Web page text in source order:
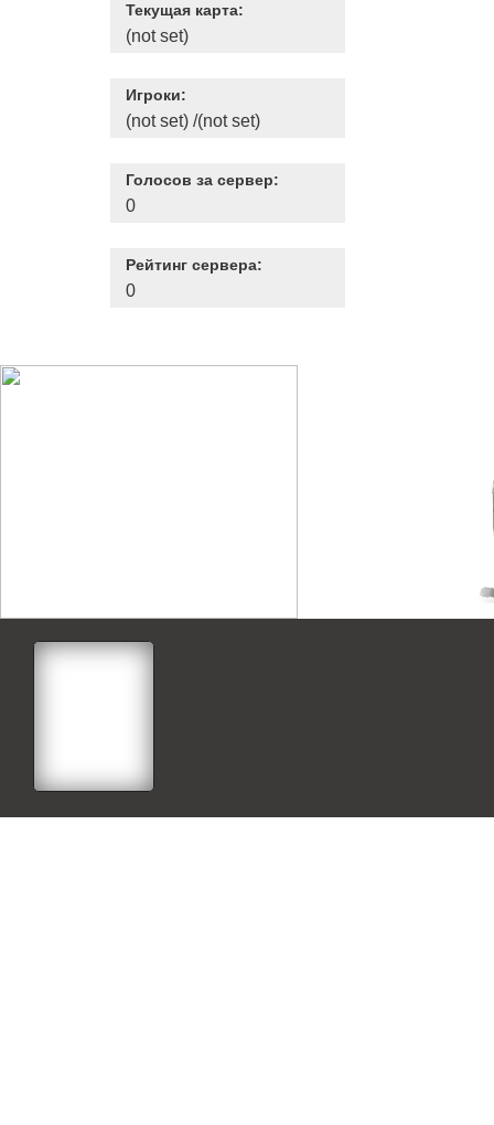
Текущая карта:
(not set)
Игроки:
(not set) /(not set)
Голосов за сервер:
0
Рейтинг сервера:
0